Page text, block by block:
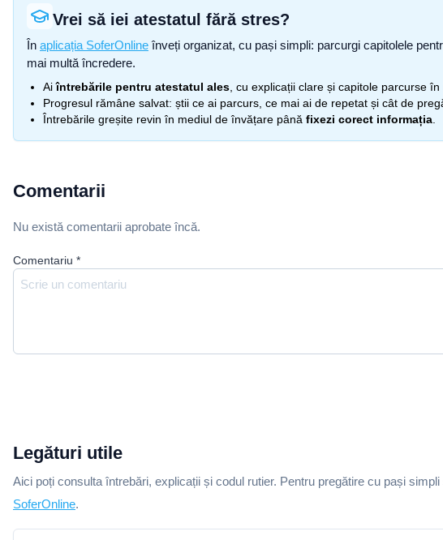
Vrei să iei atestatul fără stres?
În aplicația SoferOnline înveți organizat, cu pași simpli: parcurgi capitolele
mai multă încredere.
Aiîntrebările pentru atestatul ales , cu explicații clare și capitole parcurse în
Progresul rămâne salvat: știi ce ai parcurs, ce mai ai de repetat și cât de
Întrebările greșite revin în mediul de învățare până fixezi corect informația
Comentarii
Nu există comentarii aprobate încă.
Comentariu *
Legături utile
Aici poți consulta întrebări, explicații și codul rutier. Pentru pregătire cu pași simpli
SoferOnline.